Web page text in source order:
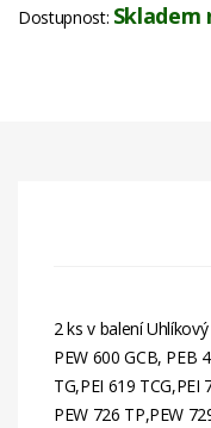
Dostupnost: Skladem
2 ks v balení
PEW 600 GCB, PEB
TG,PEI 619 TCG,PEI
PEW 726 TP,PEW